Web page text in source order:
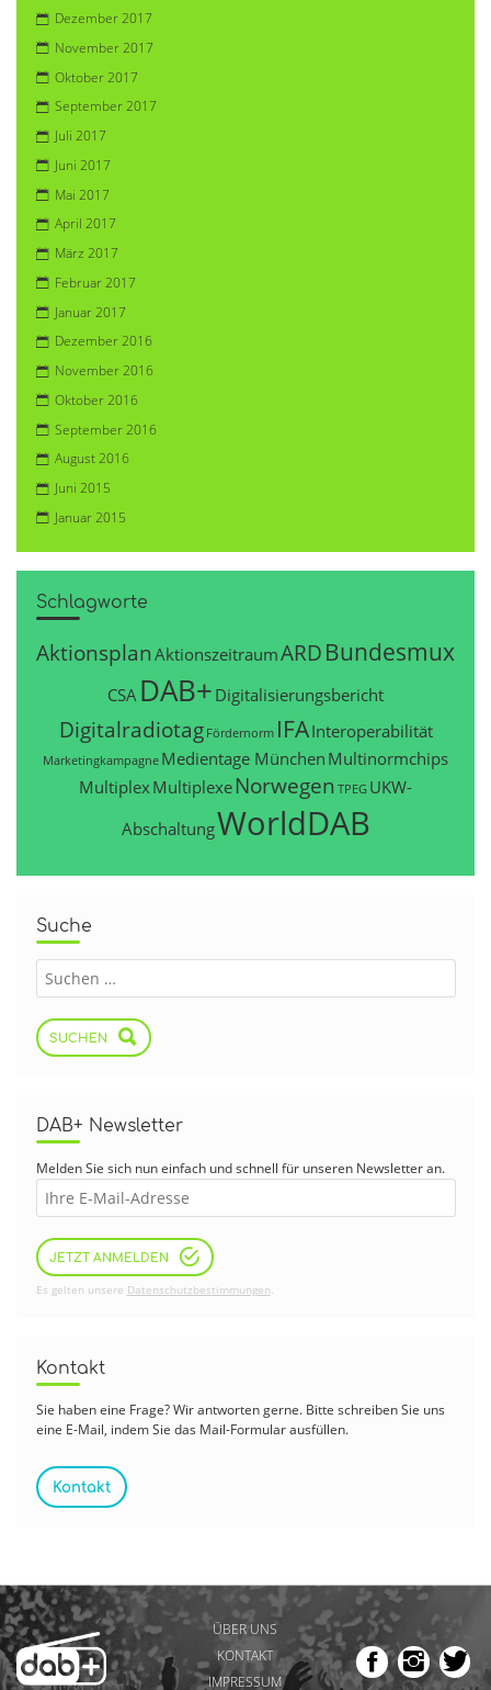
Dezember 2017
November 2017
Oktober 2017
September 2017
Juli 2017
Juni 2017
Mai 2017
April 2017
März 2017
Februar 2017
Januar 2017
Dezember 2016
November 2016
Oktober 2016
September 2016
August 2016
Juni 2015
Januar 2015
Schlagworte
Aktionsplan AktionszeitraumARD Bundesmux
CSA DAB+ Digitalisierungsbericht
Digitalradiotag Fördernorm IFAInteroperabilität
Marketingkampagne Medientage München Multinormchips
MultiplexMultiplexe Norwegen TPEG UKW-
AbschaltungWorldDAB
Suche
SUCHEN
DAB+ Newsletter
Melden Sie sich nun einfach und schnell für unseren Newsletter an.
JETZT ANMELDEN
Es gelten unsere Datenschutzbestimmungen.
Kontakt
Sie haben eine Frage? Wir antworten gerne. Bitte schreiben Sie uns
eine E-Mail, indem Sie das Mail-Formular ausfüllen.
Kontakt
ÜBER UNS
KONTAKT
IMPRESSUM